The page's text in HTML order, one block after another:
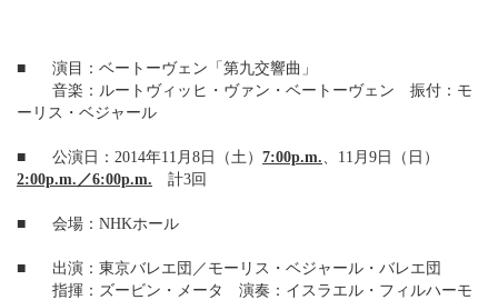
■
演目：ベートーヴェン「第九交響曲」
音楽：ルートヴィッヒ・ヴァン・ベートーヴェン 振付：モ
ーリス・ベジャール
■ 公演日：2014年11月8日（土） 7:00p.m.、11月9日（日）
2:00p.m.／6:00p.m. 計3回
■ 会場：NHKホール
■
出演：東京バレエ団／モーリス・ベジャール・バレエ団
指揮：ズービン・メータ 演奏：イスラエル・フィルハーモ